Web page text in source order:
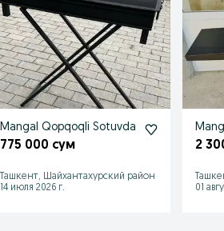
Mangal Qopqoqli Sotuvda
775 000 сум
Ташкент, Шайхантахурский район
14 июля 2026 г.
2
01